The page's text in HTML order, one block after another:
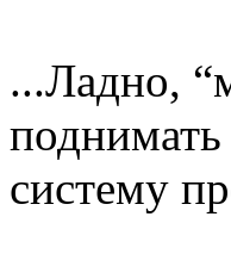
...Ладно,
систему